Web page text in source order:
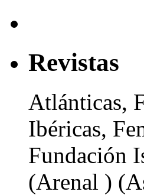
Revistas
Atlánticas,
Ibéricas,
Fundación
(Arenal )